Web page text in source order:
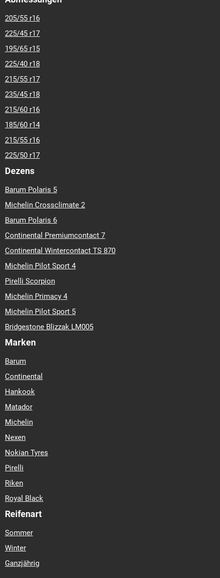
205/55 r16
225/45 r17
195/65 r15
225/40 r18
215/55 r17
235/45 r18
215/60 r16
185/60 r14
215/55 r16
225/50 r17
Dezens
Barum Polaris 5
Michelin Crossclimate 2
Barum Polaris 6
Continental Premiumcontact 7
Continental Wintercontact TS 870
Michelin Pilot Sport 4
Pirelli Scorpion
Michelin Primacy 4
Michelin Pilot Sport 5
Bridgestone Blizzak LM005
Marken
Barum
Continental
Hankook
Matador
Michelin
Nexen
Nokian Tyres
Pirelli
Riken
Royal Black
Reifenart
Sommer
Winter
Ganzjährig